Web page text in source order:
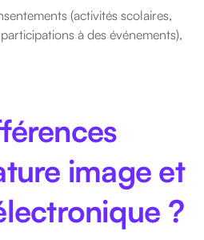
(activités scolaires,
à des événements),
image et
?